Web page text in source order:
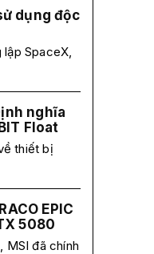
dụng độc
lập SpaceX,
nghĩa
Float
thiết bị
EPIC
5080
MSI đã chính